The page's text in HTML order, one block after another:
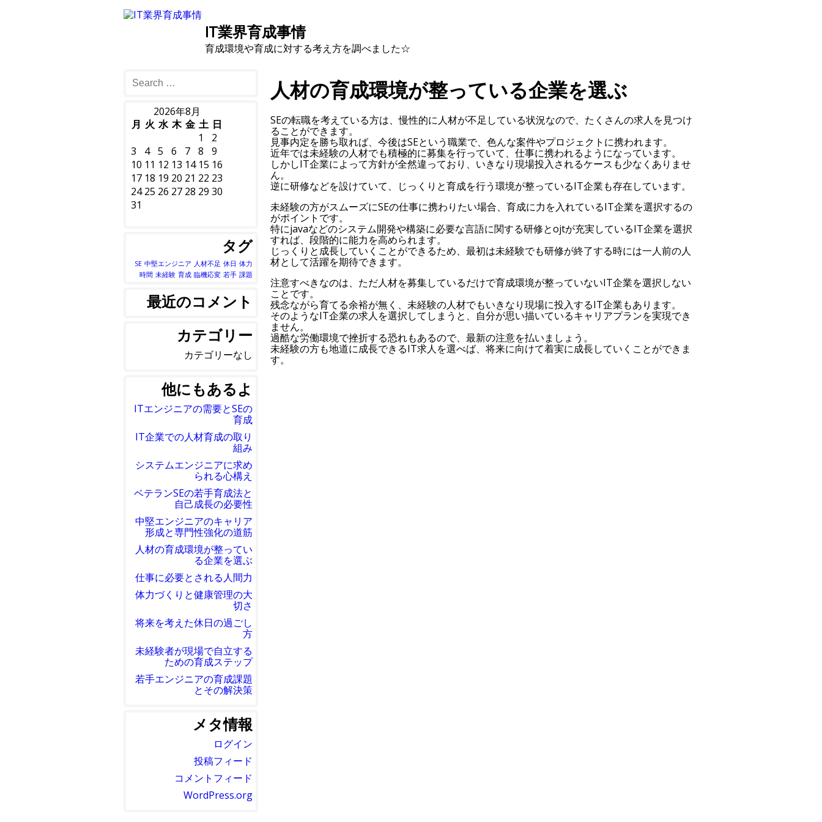
IT業界育成事情
育成環境や育成に対する考え方を調べました☆
人材の育成環境が整っている企業を選ぶ
SEの転職を考えている方は、慢性的に人材が不足している状況なので、たくさんの求人を見つけ
ることができます。
見事内定を勝ち取れば、今後はSEという職業で、色んな案件やプロジェクトに携われます。
近年では未経験の人材でも積極的に募集を行っていて、仕事に携われるようになっています。
しかしIT企業によって方針が全然違っており、いきなり現場投入されるケースも少なくありませ
ん。
逆に研修などを設けていて、じっくりと育成を行う環境が整っているIT企業も存在しています。
未経験の方がスムーズにSEの仕事に携わりたい場合、育成に力を入れているIT企業を選択するの
がポイントです。
特にjavaなどのシステム開発や構築に必要な言語に関する研修とojtが充実しているIT企業を選択
すれば、段階的に能力を高められます。
じっくりと成長していくことができるため、最初は未経験でも研修が終了する時には一人前の人
材として活躍を期待できます。
注意すべきなのは、ただ人材を募集しているだけで育成環境が整っていないIT企業を選択しない
ことです。
残念ながら育てる余裕が無く、未経験の人材でもいきなり現場に投入するIT企業もあります。
そのようなIT企業の求人を選択してしまうと、自分が思い描いているキャリアプランを実現でき
ません。
過酷な労働環境で挫折する恐れもあるので、最新の注意を払いましょう。
未経験の方も地道に成長できるIT求人を選べば、将来に向けて着実に成長していくことができま
す。
2026年8月
月 火 水 木 金 土 日
1
2
3
4 5 6 7 8
9
10 11 12 13 14 15 16
17 18 19 20 21 22 23
24 25 26 27 28 29 30
31
タグ
SE 中堅エンジニア 人材不足 休日 体力
時間 未経験 育成 臨機応変 若手 課題
最近のコメント
カテゴリー
カテゴリーなし
他にもあるよ
ITエンジニアの需要とSEの
育成
IT企業での人材育成の取り
組み
システムエンジニアに求め
られる心構え
ベテランSEの若手育成法と
自己成長の必要性
中堅エンジニアのキャリア
形成と専門性強化の道筋
人材の育成環境が整ってい
る企業を選ぶ
仕事に必要とされる人間力
体力づくりと健康管理の大
切さ
将来を考えた休日の過ごし
方
未経験者が現場で自立する
ための育成ステップ
若手エンジニアの育成課題
とその解決策
メタ情報
ログイン
投稿フィード
コメントフィード
WordPress.org